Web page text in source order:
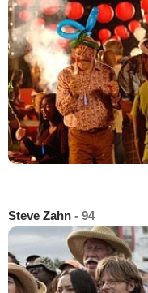
Steve Zahn - 94